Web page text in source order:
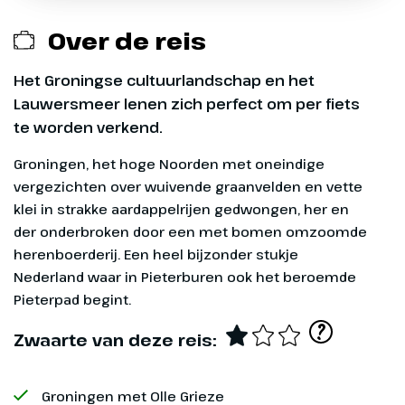
Over de reis
Het Groningse cultuurlandschap en het
Lauwersmeer lenen zich perfect om per fiets
te worden verkend.
Groningen, het hoge Noorden met oneindige
vergezichten over wuivende graanvelden en vette
klei in strakke aardappelrijen gedwongen, her en
der onderbroken door een met bomen omzoomde
herenboerderij. Een heel bijzonder stukje
Nederland waar in Pieterburen ook het beroemde
Pieterpad begint.
Zwaarte van deze reis: ?
Groningen met Olle Grieze
Dag 1
Naar Groningen
Op eigen gelegenheid reis je naar
Groningen. Indien je tijdig
aankomt heb je alle tijd om deze
stad te ontdekken. Zo kan je de
Martinitoren beklimmen of rustig
een terrasje pakken op de
Vismarkt.
Wil je graag een fiets huren voor je fietsvakantie?
Op veel van onze reizen is dat mogelijk. Je
huurfiets staat dan voor je klaar in het (eerste)
hotel en bij de receptie ontvang je je sleutels. Je
kunt vaak kiezen uit een citybike, hybride bike of
een e-bike. Eventueel met fietstassen.